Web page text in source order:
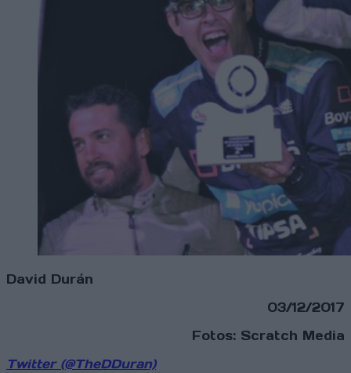
David Durán
03/12/2017
Fotos: Scratch Media
Twitter (@TheDDuran)